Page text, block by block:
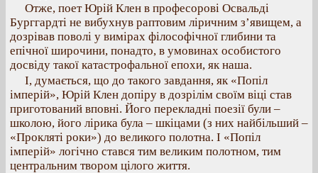
Отже, поет Юрій Клен в професорові Освальді
Бурггардті не вибухнув раптовим ліричним з’явищем, а
дозрівав поволі у вимірах філософічної глибини та
епічної широчини, понадто, в умовинах особистого
досвіду такої катастрофальної епохи, як наша.
І, думається, що до такого завдання, як «Попіл
імперій», Юрій Клен допіру в дозрілім своїм віці став
приготований вповні. Його перекладні поезії були –
школою, його лірика була – шкіцами (з них найбільший –
«Прокляті роки») до великого полотна. І «Попіл
імперій» логічно стався тим великим полотном, тим
центральним твором цілого життя.